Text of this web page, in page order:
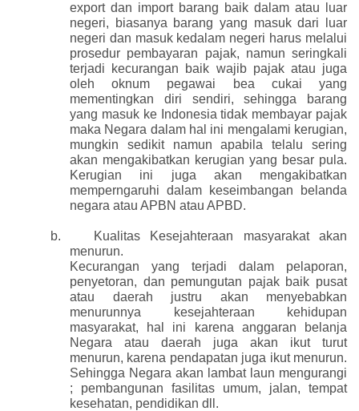
export dan import barang baik dalam atau luar
negeri, biasanya barang yang masuk dari luar
negeri dan masuk kedalam negeri harus melalui
prosedur pembayaran pajak, namun seringkali
terjadi kecurangan baik wajib pajak atau juga
oleh oknum pegawai bea cukai yang
mementingkan diri sendiri, sehingga barang
yang masuk ke Indonesia tidak membayar pajak
maka Negara dalam hal ini mengalami kerugian,
mungkin sedikit namun apabila telalu sering
akan mengakibatkan kerugian yang besar pula.
Kerugian ini juga akan mengakibatkan
memperngaruhi dalam keseimbangan belanda
negara atau APBN atau APBD.
b.
Kualitas Kesejahteraan masyarakat akan
menurun.
Kecurangan yang terjadi dalam pelaporan,
penyetoran, dan pemungutan pajak baik pusat
atau daerah justru akan menyebabkan
menurunnya kesejahteraan kehidupan
masyarakat, hal ini karena anggaran belanja
Negara atau daerah juga akan ikut turut
menurun, karena pendapatan juga ikut menurun.
Sehingga Negara akan lambat laun mengurangi
; pembangunan fasilitas umum, jalan, tempat
kesehatan, pendidikan dll.